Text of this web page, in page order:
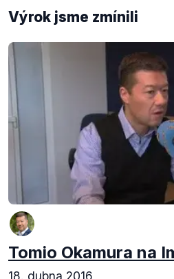
Výrok jsme zmínili
Tomio Okamura na